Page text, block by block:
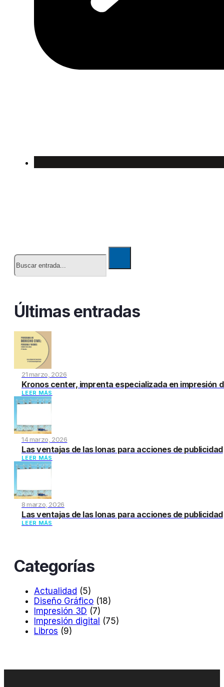
Últimas entradas
21 marzo, 2026
Kronos center, imprenta especializada en impresión
LEER MÁS
14 marzo, 2026
Las ventajas de las lonas para acciones de publicidad
LEER MÁS
8 marzo, 2026
Las ventajas de las lonas para acciones de publicidad
LEER MÁS
Categorías
Actualidad (5)
Diseño Gráfico (18)
Impresión 3D (7)
Impresión digital (75)
Libros (9)